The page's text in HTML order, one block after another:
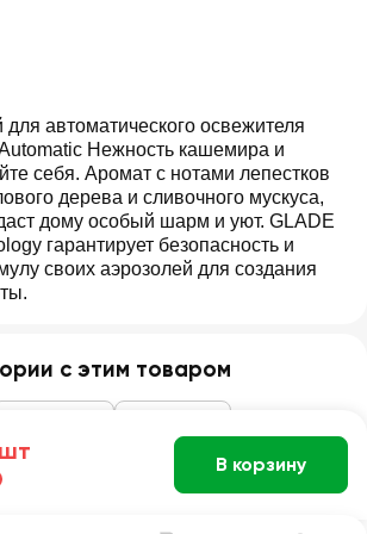
автоматического освежителя
Нежность кашемира и
себя. Аромат с нотами лепестков
дерева и сливочного мускуса,
дому особый шарм и уют. GLADE
гарантирует безопасность и
своих аэрозолей для создания
с этим товаром
шт В корзину